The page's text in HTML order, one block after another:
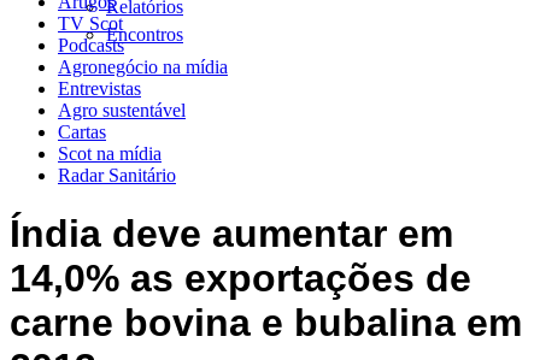
Relatórios
Encontros
TV Scot
Podcasts
Agronegócio na mídia
Entrevistas
Agro sustentável
Cartas
Scot na mídia
Radar Sanitário
Índia deve aumentar em
14,0% as exportações de
carne bovina e bubalina em